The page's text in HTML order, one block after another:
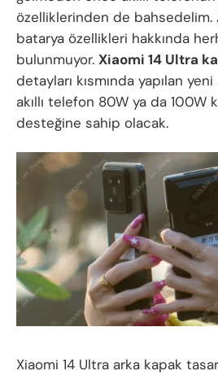
özelliklerinden de bahsedelim.
batarya özellikleri hakkında
bulunmuyor. Xiaomi 14 Ultra
detayları kısmında yapılan yeni
akıllı telefon 80W ya da 100W
desteğine sahip olacak.
Xiaomi 14 Ultra arka kapak